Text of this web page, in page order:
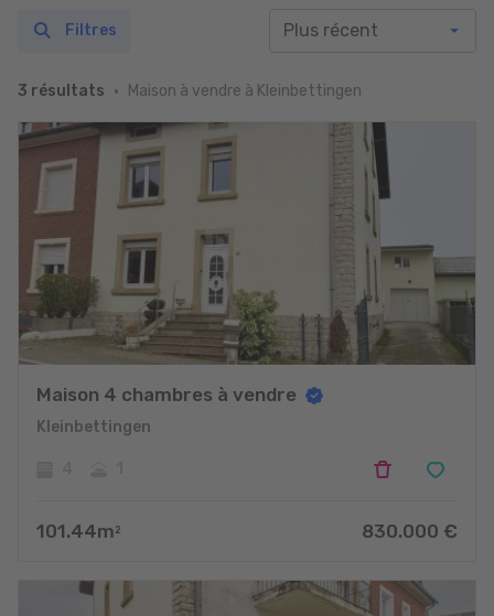
3 résultats Maison à vendre à Kleinbettingen
Filtres
Maison 4 chambres à vendre
Kleinbettingen
101.44m 2 830.000 €